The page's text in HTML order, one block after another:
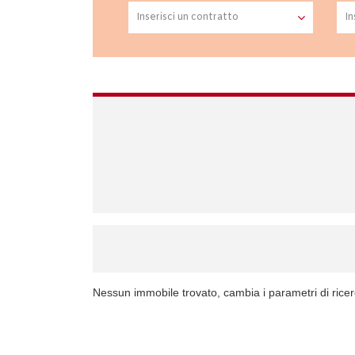
Nessun immobile trovato, cambia i parametri di